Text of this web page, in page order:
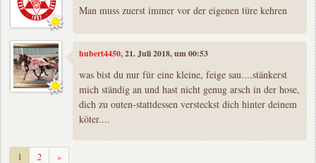
Man muss zuerst immer vor der eigenen türe kehren
hubert4450, 21. Juli 2018, um 00:53
was bist du nur für eine kleine, feige sau....stänkerst
mich ständig an und hast nicht genug arsch in der hose,
dich zu outen-stattdessen versteckst dich hinter deinem
köter....
1 2 »Weiter